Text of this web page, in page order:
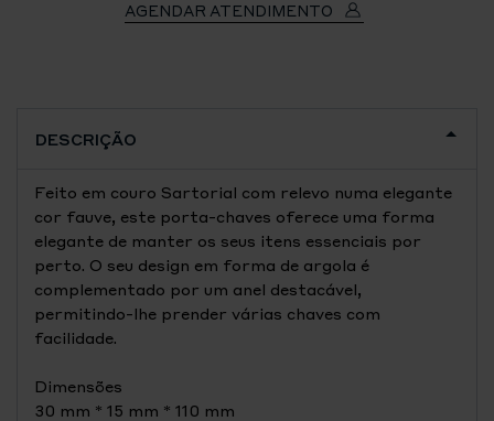
AGENDAR ATENDIMENTO
DESCRIÇÃO
Feito em couro Sartorial com relevo numa elegante
cor fauve, este porta-chaves oferece uma forma
elegante de manter os seus itens essenciais por
perto. O seu design em forma de argola é
complementado por um anel destacável,
permitindo-lhe prender várias chaves com
facilidade.
Dimensões
30 mm * 15 mm * 110 mm